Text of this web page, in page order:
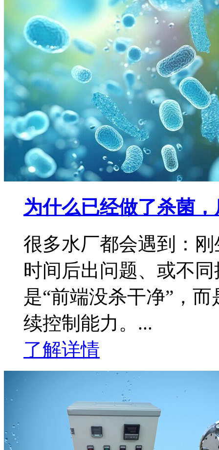
为什么已经做了杀菌
很多水厂都会遇到：
时间后出问题、或不
是“前端没杀干净”，
续控制能力。...
了解详情